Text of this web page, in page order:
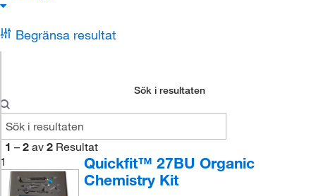
Begränsa resultat
Sök i resultaten
1 – 2 av 2 Resultat
1
Quickfit™ 27BU Organic
Chemistry Kit